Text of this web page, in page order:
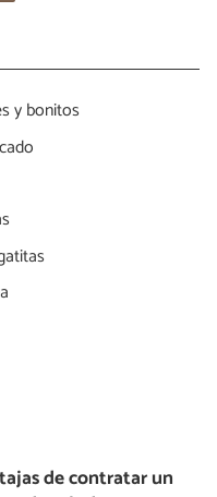
y bonitos
de contratar un